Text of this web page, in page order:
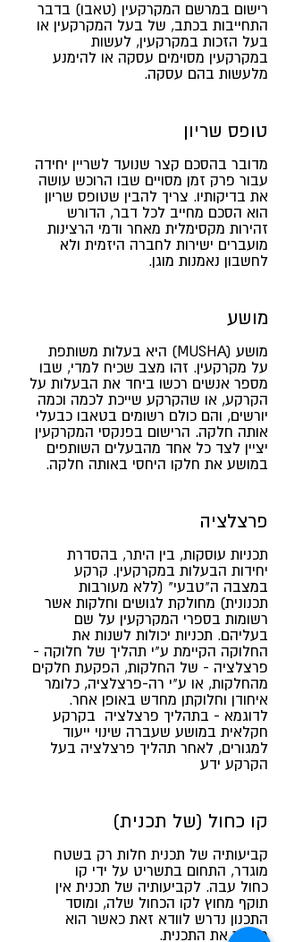
רישום במרשם המקרקעין (טאבו) בדבר
התחייבות בכתב, של בעל המקרקעין או
בעל הזכות במקרקעין, לעשות
במקרקעין מסוימים עסקה או להימנע
מלעשות בהם עסקה.
טופס שריון
מדובר בהסכם קצר שנועד לשריין יחידה
עבור פרק זמן מסויים שבו הרוכש עושה
את בדיקותיו. צריך להבין שטופס שריון
הוא הסכם מחייב לכל דבר, הדורש
זהירות מקסימלית מאחר ודמי הרצינות
מועברים ישירות לחברה היזמית ולא
לחשבון נאמנות מוגן.
מושע
מושע (MUSHA) היא בעלות משותפת
על מקרקעין. זהו מצב שכיח למדי, שבו
מספר אנשים רכשו ביחד את הבעלות על
הקרקע, או שהקרקע שייכת לכמה וכמה
יורשים, והם כולם רשומים בטאבו כבעלי
אותה חלקה. הרישום בפנקסי המקרקעין
יציין לצד כל אחד מהבעלים השותפים
במושע את חלקו היחסי באותה חלקה.
פרצלציה
תכניות עוסקות, בין היתר, בהסדרת
יחידות הבעלות במקרקעין. קרקע
במצבה ה"טבעי" (ללא מעורבות
תכנונית) מחולקת לגושים וחלקות אשר
רשומות בספרי המקרקעין על שם
בעליהם. תכניות יכולות לשנות את
החלוקה הקיימת ע"י תהליך של חלוקה -
פרצלציה - של החלקות, הפקעת חלקים
מהחלקות, או ע"י רה-פרצלציה, כלומר
איחודן וחלוקתן מחדש באופן אחר.
לדוגמא - בתהליך פרצלציה בקרקע
חקלאית במושע שעברה שינוי ייעוד
למגורים, לאחר תהליך פרצלציה בעל
הקרקע ידע
קו כחול (של תכנית)
קביעותיה של תכנית חלות רק בשטח
מוגדר, התחום בתשריט על ידי קו
כחול עבה. לקביעותיה של תכנית אין
תוקף מחוץ לקו הכחול שלה, ומוסד
התכנון נדרש לוודא זאת כאשר הוא
מאשר את התכנית.